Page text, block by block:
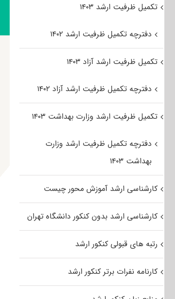
تکمیل ظرفیت ارشد ۱۴۰۳
دفترچه تکمیل ظرفیت ارشد ۱۴۰۲
تکمیل ظرفیت ارشد آزاد ۱۴۰۳
دفترچه تکمیل ظرفیت ارشد آزاد ۱۴۰۲
تکمیل ظرفیت ارشد وزارت بهداشت ۱۴۰۳
دفترچه تکمیل ظرفیت ارشد وزارت
بهداشت ۱۴۰۳
کارشناسی ارشد آموزش محور چیست
کارشناسی ارشد بدون کنکور دانشگاه تهران
رتبه های قبولی کنکور ارشد
کارنامه نفرات برتر کنکور ارشد